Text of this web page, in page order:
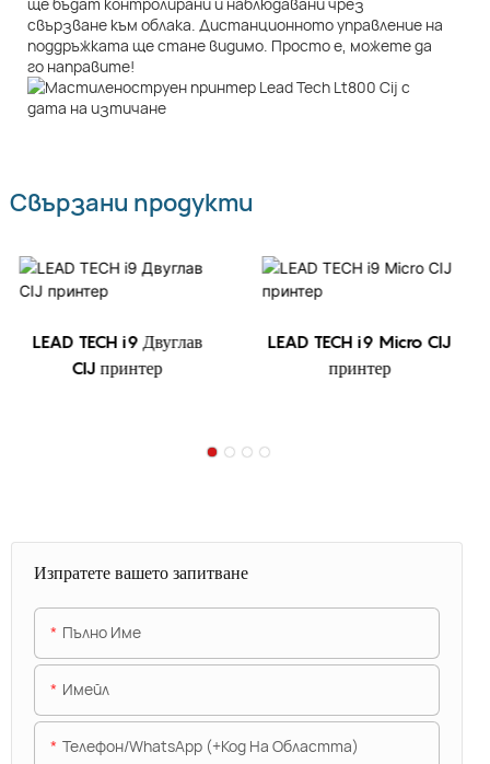
ще бъдат контролирани и наблюдавани чрез
свързване към облака. Дистанционното управление на
поддръжката ще стане видимо. Просто е, можете да
го направите!
Свързани продукти
LEAD TECH i9 Двуглав
CIJ принтер
LEAD TECH i9 Micro CIJ
принтер
Изпратете вашето запитване
Пълно Име
Имейл
Телефон/WhatsApp (+Код На Областта)